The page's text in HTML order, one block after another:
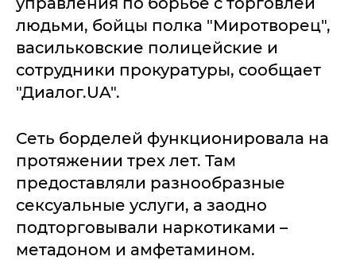
людьми, бойцы полка "Миротворец",
васильковские полицейские и
сотрудники прокуратуры, сообщает
"Диалог.UA".
Сеть борделей функционировала на
протяжении трех лет. Там
предоставляли разнообразные
сексуальные услуги, а заодно
подторговывали наркотиками –
метадоном и амфетамином.